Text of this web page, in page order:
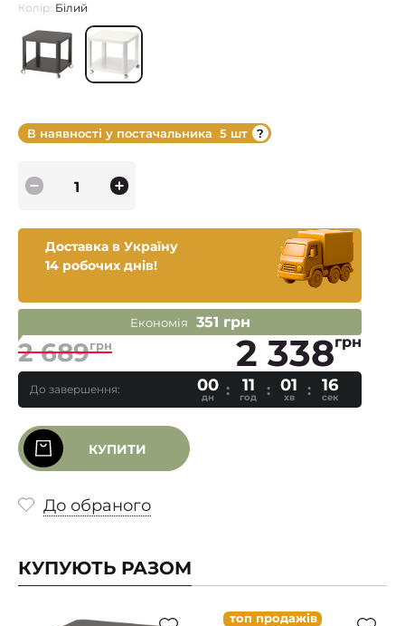
Колір: Білий
В наявності у постачальника 5 шт
Доставка в Україну
14 робочих днів!
Економія 351 грн
2 689грн 2 338грн
До завершення: 00
дн
11
год
01
хв
15
сек
КУПИТИ
До обраного
КУПУЮТЬ РАЗОМ
топ продажів